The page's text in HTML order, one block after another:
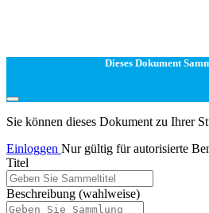
Dieses Dokument
Sie können dieses Dokument zu Ihrer
Einloggen Nur gültig für autorisierte
Titel
Beschreibung (wahlweise)